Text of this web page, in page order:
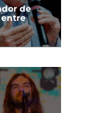
de
entre